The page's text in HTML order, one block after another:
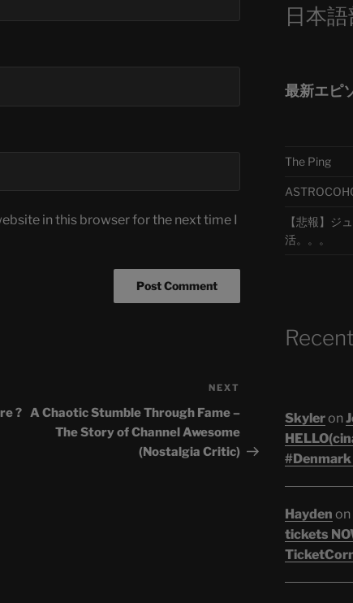
in this browser for the next time I
?
NEXT
A Chaotic Stumble Through Fame –
The Story of Channel Awesome
(Nostalgia Critic)
日本
最新エピ
The Ping
【悲報】ジ
活。。。
Skyleron
#Denmark
Hayden on
tickets